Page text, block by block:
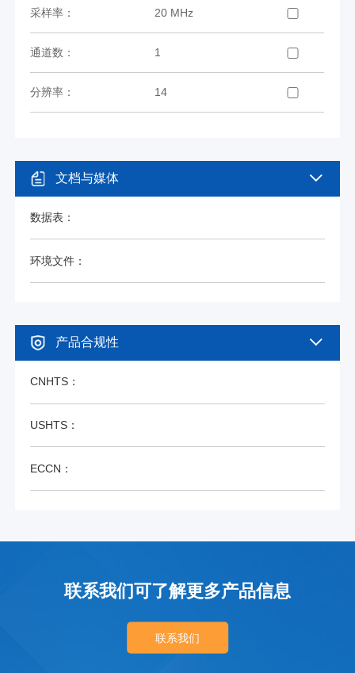
采样率： 20 MHz
通道数： 1
分辨率： 14
文档与媒体
数据表：
环境文件：
产品合规性
CNHTS：
USHTS：
ECCN：
联系我们可了解更多产品信息
联系我们